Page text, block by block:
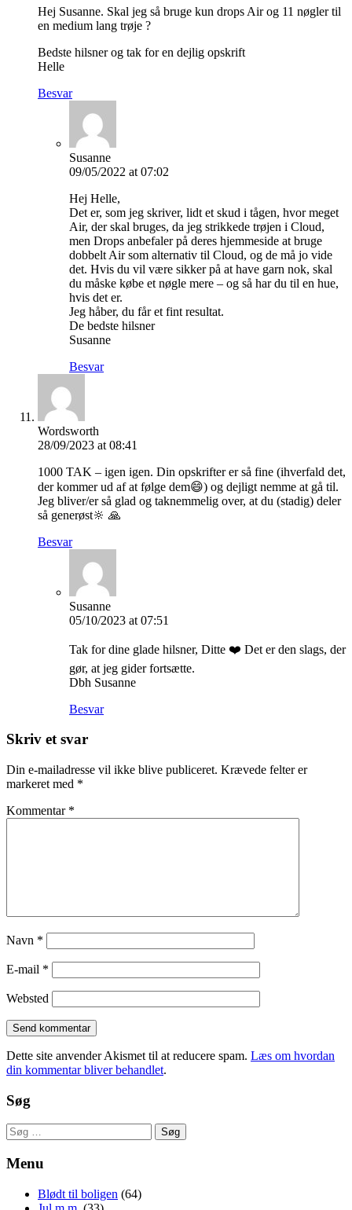
Hej Susanne. Skal jeg så bruge kun drops Air og 11 nøgler til
en medium lang trøje ?
Bedste hilsner og tak for en dejlig opskrift
Helle
Besvar
Susanne
09/05/2022 at 07:02
Hej Helle,
Det er, som jeg skriver, lidt et skud i tågen, hvor meget
Air, der skal bruges, da jeg strikkede trøjen i Cloud,
men Drops anbefaler på deres hjemmeside at bruge
dobbelt Air som alternativ til Cloud, og de må jo vide
det. Hvis du vil være sikker på at have garn nok, skal
du måske købe et nøgle mere – og så har du til en hue,
hvis det er.
Jeg håber, du får et fint resultat.
De bedste hilsner
Susanne
Besvar
Wordsworth
28/09/2023 at 08:41
1000 TAK – igen igen. Din opskrifter er så fine (ihverfald det,
der kommer ud af at følge dem😄) og dejligt nemme at gå til.
Jeg bliver/er så glad og taknemmelig over, at du (stadig) deler
så generøst🔆 🙏
Besvar
Susanne
05/10/2023 at 07:51
Tak for dine glade hilsner, Ditte ❤️ Det er den slags, der
gør, at jeg gider fortsætte.
Dbh Susanne
Besvar
Skriv et svar
Din e-mailadresse vil ikke blive publiceret. Krævede felter er
markeret med *
Kommentar *
Navn *
E-mail *
Websted
Dette site anvender Akismet til at reducere spam. Læs om hvordan
din kommentar bliver behandlet.
Søg
Søg
efter:
Menu
Blødt til boligen (64)